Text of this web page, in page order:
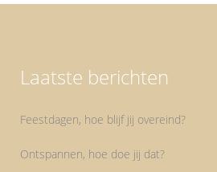
Laatste berichten
Feestdagen, hoe blijf jij overeind?
Ontspannen, hoe doe jij dat?